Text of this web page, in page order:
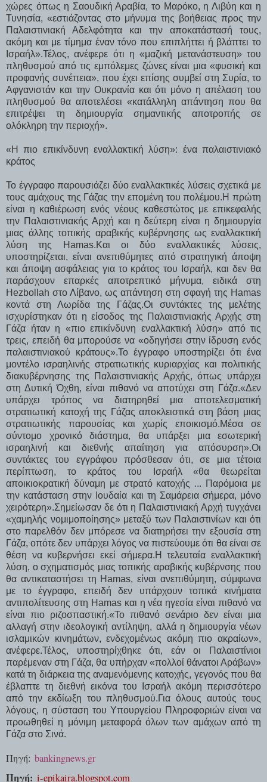
χώρες όπως η Σαουδική Αραβία, το Μαρόκο, η Λιβύη και η
Τυνησία, «εστιάζοντας στο μήνυμα της βοήθειας προς την
Παλαιστινιακή Αδελφότητα και την αποκατάστασή τους,
ακόμη και με τίμημα έναν τόνο που επιπλήττει ή βλάπτει το
Ισραήλ».Τέλος, ανέφερε ότι η «μαζική μετανάστευση» του
πληθυσμού από τις εμπόλεμες ζώνες είναι μια «φυσική και
προφανής συνέπεια», που έχει επίσης συμβεί στη Συρία, το
Αφγανιστάν και την Ουκρανία και ότι μόνο η απέλαση του
πληθυσμού θα αποτελέσει «κατάλληλη απάντηση που θα
επιτρέψει τη δημιουργία σημαντικής αποτροπής σε
ολόκληρη την περιοχή».
«Η πιο επικίνδυνη εναλλακτική λύση»: ένα παλαιστινιακό
κράτος
Το έγγραφο παρουσιάζει δύο εναλλακτικές λύσεις σχετικά με
τους αμάχους της Γάζας την επομένη του πολέμου.Η πρώτη
είναι η καθιέρωση ενός νέους καθεστώτος με επικεφαλής
την Παλαιστινιακής Αρχή και η δεύτερη είναι η δημιουργία
μιας άλλης τοπικής αραβικής κυβέρνησης ως εναλλακτική
λύση της Hamas.Και οι δύο εναλλακτικές λύσεις,
υποστηρίζεται, είναι ανεπιθύμητες από στρατηγική άποψη
και άποψη ασφάλειας για το κράτος του Ισραήλ, και δεν θα
παράσχουν επαρκές αποτρεπτικό μήνυμα, ειδικά στη
Hezbollah στο Λίβανο, ως απάντηση στη σφαγή της Hamas
κοντά στη Λωρίδα της Γάζας.Οι συντάκτες της μελέτης
ισχυρίστηκαν ότι η είσοδος της Παλαιστινιακής Αρχής στη
Γάζα ήταν η «πιο επικίνδυνη εναλλακτική λύση» από τις
τρεις, επειδή θα μπορούσε να «οδηγήσει στην ίδρυση ενός
παλαιστινιακού κράτους».Το έγγραφο υποστηρίζει ότι ένα
μοντέλο ισραηλινής στρατιωτικής κυριαρχίας και πολιτικής
διακυβέρνησης της Παλαιστινιακής Αρχής, όπως υπάρχει
στη Δυτική Όχθη, είναι πιθανό να αποτύχει στη Γάζα.«Δεν
υπάρχει τρόπος να διατηρηθεί μια αποτελεσματική
στρατιωτική κατοχή της Γάζας αποκλειστικά στη βάση μιας
στρατιωτικής παρουσίας και χωρίς εποικισμό.Μέσα σε
σύντομο χρονικό διάστημα, θα υπάρξει μια εσωτερική
ισραηλινή και διεθνής απαίτηση για απόσυρση».Οι
συντάκτες του εγγράφου πρόσθεσαν ότι, σε μια τέτοια
περίπτωση, το κράτος του Ισραήλ «θα θεωρείται
αποικιοκρατική δύναμη με στρατό κατοχής ... Παρόμοια με
την κατάσταση στην Ιουδαία και τη Σαμάρεια σήμερα, μόνο
χειρότερη».Σημείωσαν δε ότι η Παλαιστινιακή Αρχή τυγχάνει
«χαμηλής νομιμοποίησης» μεταξύ των Παλαιστινίων και ότι
στο παρελθόν δεν μπόρεσε να διατηρήσει την εξουσία στη
Γάζα, οπότε δεν υπάρχει λόγος να πιστεύουμε ότι θα είναι σε
θέση να κυβερνήσει εκεί σήμερα.Η τελευταία εναλλακτική
λύση, ο σχηματισμός μιας τοπικής αραβικής κυβέρνσης που
θα αντικαταστήσει τη Hamas, είναι ανεπιθύμητη, σύμφωνα
με το έγγραφο, επειδή δεν υπάρχουν τοπικά κινήματα
αντιπολίτευσης στη Hamas και η νέα ηγεσία είναι πιθανό να
είναι πιο ριζοσπαστική.«Το πιθανό σενάριο δεν είναι μια
αλλαγή στην ιδεολογική αντίληψη, αλλά η δημιουργία νέων
ισλαμικών κινημάτων, ενδεχομένως ακόμη πιο ακραίων»,
ανέφερε.Τέλος, υποστηρίχθηκε ότι, εάν οι Παλαιστίνιοι
παρέμεναν στη Γάζα, θα υπήρχαν «πολλοί θάνατοι Αράβων»
κατά τη διάρκεια της αναμενόμενης κατοχής, γεγονός που θα
έβλαπτε τη διεθνή εικόνα του Ισραήλ ακόμη περισσότερο
από την εκδίωξη του πληθυσμού.Για όλους αυτούς τους
λόγους, η σύσταση του Υπουργείου Πληροφοριών είναι να
προωθηθεί η μόνιμη μεταφορά όλων των αμάχων από τη
Γάζα στο Σινά.
Πηγή: bankingnews.gr
Πηγή: i-epikaira.blogspot.com